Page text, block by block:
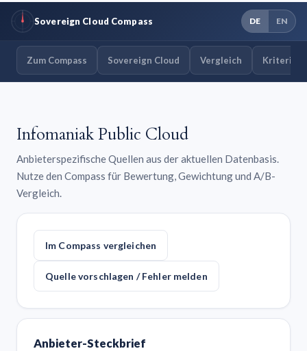
Sovereign Cloud Compass DE EN
Zum Compass Sovereign Cloud Vergleich Kriterien
Infomaniak Public Cloud
Anbieterspezifische Quellen aus der aktuellen Datenbasis.
Nutze den Compass für Bewertung, Gewichtung und A/B-
Vergleich.
Im Compass vergleichen
Quelle vorschlagen / Fehler melden
Anbieter-Steckbrief